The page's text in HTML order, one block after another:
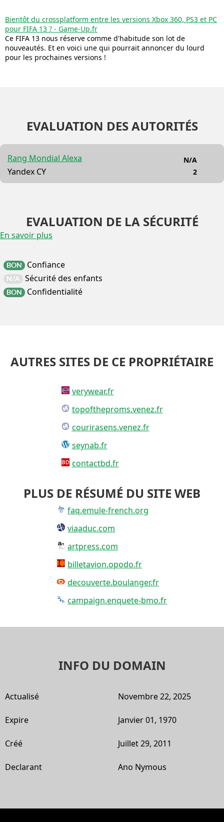
Bientôt du crossplatform entre les versions Xbox 360, PS3 et PC
pour FIFA 13 ? - Game-Up.fr
Ce FIFA 13 nous réserve comme d'habitude son lot de
nouveautés. Et en voici une qui pourrait annoncer du lourd
pour les prochaines versions !
EVALUATION DES AUTORITÉS
Rang Mondial Alexa
Yandex CY
N/A
2
EVALUATION DE LA SÉCURITÉ
En savoir plus
BON Confiance
N/A Sécurité des enfants
BON Confidentialité
AUTRES SITES DE CE PROPRIÉTAIRE
verywear.fr
topoftheproms.venez.fr
courirasens.venez.fr
seynab.fr
contactbd.fr
PLUS DE RÉSUMÉ DU SITE WEB
faq.emule-french.org
viaaduc.com
artpress.com
billetavion.opodo.fr
decouverte.boulanger.fr
campaign.enquete-bmo.fr
INFO DU DOMAIN
Actualisé Novembre 22, 2025
Expire Janvier 01, 1970
Créé Juillet 29, 2011
Declarant Ano Nymous